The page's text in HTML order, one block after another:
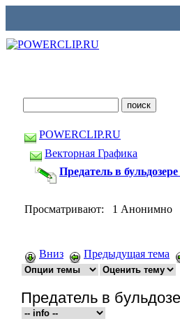
POWERCLIP.RU
Векторная Графика
Предатель в
Просматривают: 1 Анонимно
Вниз Предыдущая тема
Предатель в